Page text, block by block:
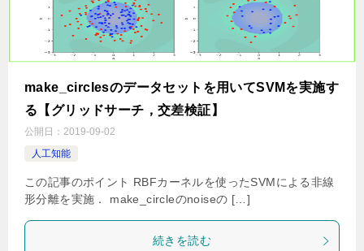
make_circlesのデータセットを用いてSVMを実施す
る【グリッドサーチ，交差検証】
公開日： 2019-09-02
人工知能
この記事のポイント RBFカーネルを使ったSVMによる非線
形分離を実施． make_circleのnoiseの […]
続きを読む